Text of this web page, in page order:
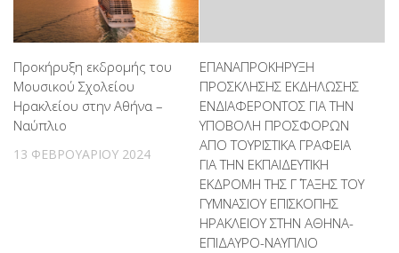
Προκήρυξη εκδρομής του
Μουσικού Σχολείου
Ηρακλείου στην Αθήνα –
Ναύπλιο
13 ΦΕΒΡΟΥΑΡΊΟΥ 2024
ΕΠΑΝΑΠΡΟΚΗΡΥΞΗ
ΠΡΟΣΚΛΗΣΗΣ ΕΚΔΗΛΩΣΗΣ
ΕΝΔΙΑΦΕΡΟΝΤΟΣ ΓΙΑ ΤΗΝ
ΥΠΟΒΟΛΗ ΠΡΟΣΦΟΡΩΝ
ΑΠΟ ΤΟΥΡΙΣΤΙΚΑ ΓΡΑΦΕΙΑ
ΓΙΑ ΤΗΝ ΕΚΠΑΙΔΕΥΤΙΚΗ
ΕΚΔΡΟΜΗ ΤΗΣ Γ΄ ΤΑΞΗΣ ΤΟΥ
ΓΥΜΝΑΣΙΟΥ ΕΠΙΣΚΟΠΗΣ
ΗΡΑΚΛΕΙΟΥ ΣΤΗΝ ΑΘΗΝΑ-
ΕΠΙΔΑΥΡΟ-ΝΑΥΠΛΙΟ